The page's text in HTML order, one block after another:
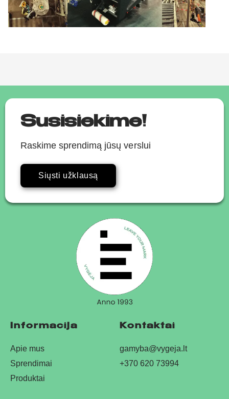
Susisiekime!
Raskime sprendimą jūsų verslui
Siųsti užklausą
Informacija
Apie mus
Sprendimai
Produktai
Kontaktai
gamyba@vygeja.lt
+370 620 73994